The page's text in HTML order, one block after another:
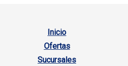
Inicio
Ofertas
Sucursales